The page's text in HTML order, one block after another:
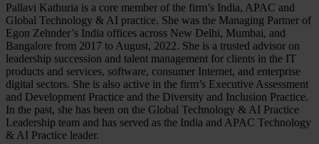
Pallavi Kathuria is a core member of the firm’s India, APAC and
Global Technology & AI practice. She was the Managing Partner of
Egon Zehnder’s India offices across New Delhi, Mumbai, and
Bangalore from 2017 to August, 2022. She is a trusted advisor on
leadership succession and talent management for clients in the IT
products and services, software, consumer Internet, and enterprise
digital sectors. She is also active in the firm’s Executive Assessment
and Development Practice and the Diversity and Inclusion Practice.
In the past, she has been on the Global Technology & AI Practice
Leadership team and has served as the India and APAC Technology
& AI Practice leader.